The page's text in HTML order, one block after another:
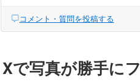
コメント・質問を投稿する
Xで写真が勝手に